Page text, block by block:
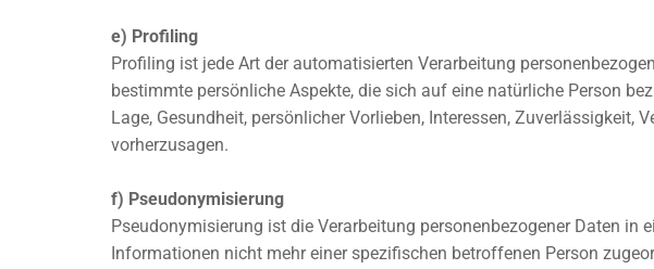
e) Profiling
Profiling ist jede Art der automatisierten Verarbeitung
bestimmte persönliche Aspekte, die sich auf eine natürliche Person
Lage, Gesundheit, persönlicher Vorlieben, Interessen,
vorherzusagen.
f) Pseudonymisierung
Pseudonymisierung ist die Verarbeitung personenbezogener Daten
Informationen nicht mehr einer spezifischen betroffenen Person